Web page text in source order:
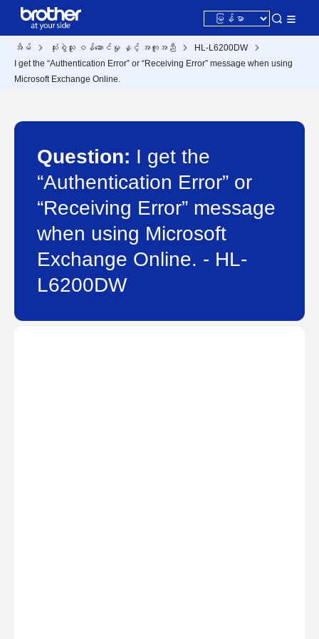
အိမ် သုံးစွဲသူ ဝန်ဆောင်မှု နှင့် အကူအညီ
HL-L6200DW
I get the “Authentication Error” or “Receiving Error” message when using
Microsoft Exchange Online.
Question: I get the
“Authentication Error” or
“Receiving Error” message
when using Microsoft
Exchange Online. - HL-
L6200DW